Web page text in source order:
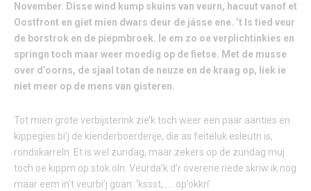
November. Disse wind kump skuins van veurn, hacuut vanof et
Oostfront en giet mien dwars deur de jásse ene. ’t Is tied veur
de borstrok en de piepmbroek. Ie em zo oe verplichtinkies en
springn toch maar weer moedig op de fietse. Met de musse
over d’oorns, de sjaal totan de neuze en de kraag op, liek ie
niet meer op de mens van gisteren.
Tot mien grote verbijsterink zie’k toch weer een paar aanties en
kippegies bi’j de kienderboerderije, die as feiteluk esleutn is,
rondskarreln. Et is wel zundag, maar zekers op de zundag muj
toch oe kippm op stok oln. Veurda’k d’r overene riede skriw ik nog
maar eem in’t veurbi’j goan: ‘kssst, …. op’okkn’